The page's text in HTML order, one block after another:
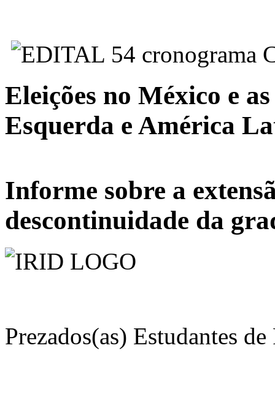
Eleições no México e
Esquerda e América
Informe sobre a
descontinuidade da
Prezados(as) Estudantes